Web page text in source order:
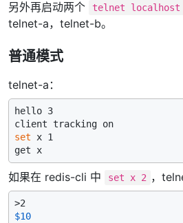
另外再启动两个 telnet localhost
telnet-a，telnet-b。
普通模式
telnet-a：
hello 3
set x 1
如果在 redis-cli 中 set x 2 ，
$10